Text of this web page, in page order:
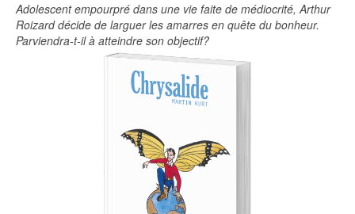
Adolescent empourpré dans une vie faite de médiocrité, Arthur
Roizard décide de larguer les amarres en quête du bonheur.
Parviendra-t-il à atteindre son objectif?